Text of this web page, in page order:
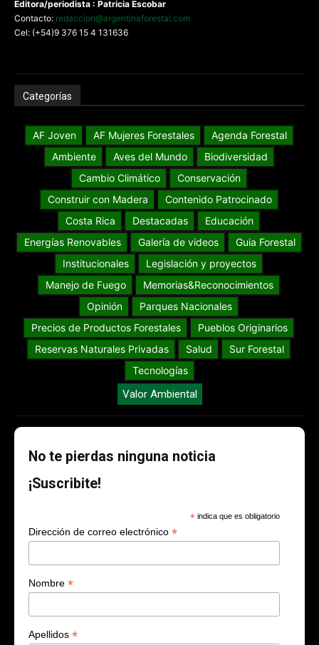
Editora/periodista : Patricia Escobar
Contacto: redaccion@argentinaforestal.com
Cel: (+54)9 376 15 4 131636
Categorías
AF Joven AF Mujeres Forestales
Agenda Forestal
Ambiente
Aves del Mundo
Biodiversidad
Cambio Climático
Conservación
Construir con Madera
Contenido Patrocinado
Costa Rica
Destacadas
Educación
Energías Renovables
Galería de videos
Guia Forestal
Institucionales
Legislación y proyectos
Manejo de Fuego
Memorias&Reconocimientos
Opinión
Parques Nacionales
Precios de Productos Forestales
Pueblos Originarios
Reservas Naturales Privadas
Salud
Sur Forestal
Tecnologías
Valor Ambiental
No te pierdas ninguna noticia
¡Suscribite!
* indica que es obligatorio
Dirección de correo electrónico *
Nombre *
Apellidos *